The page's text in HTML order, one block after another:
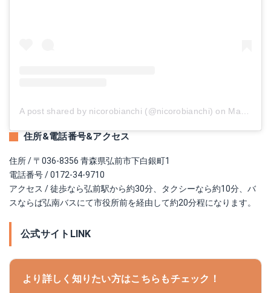
A post shared by nicorobianchi (@nicorobianchi) on May 28, 2018 at 5:45am PDT
住所&電話番号&アクセス
住所 / 〒036-8356 青森県弘前市下白銀町1
電話番号 / 0172-34-9710
アクセス / 徒歩なら弘前駅から約30分、タクシーなら約10分、バ
スならば弘南バスにて市役所前を経由して約20分程になります。
公式サイトLINK
より詳しく知りたい方はこちらもチェック！